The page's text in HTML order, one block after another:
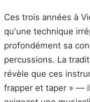
Ces trois années à
qu'une technique
profondément sa
percussions. La
révèle que ces
frapper et taper » —